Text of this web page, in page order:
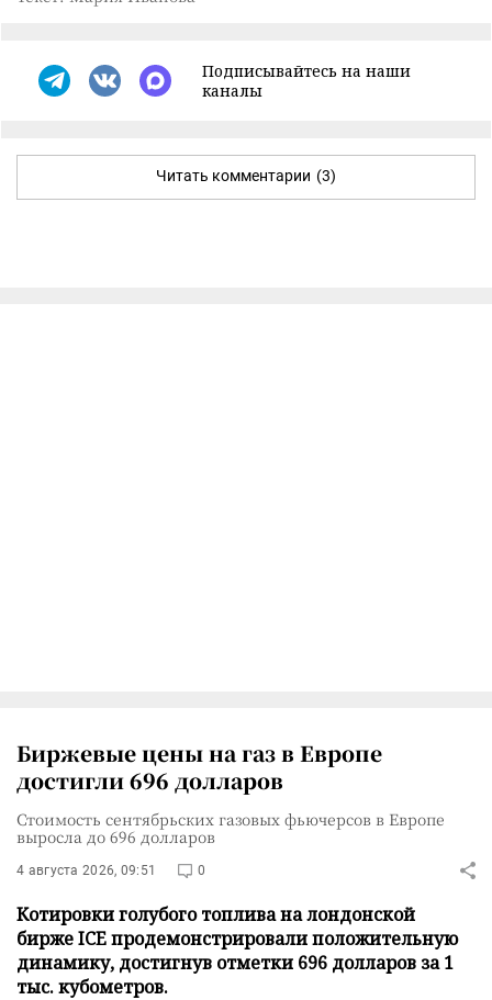
Подписывайтесь на наши
каналы
Читать комментарии (3)
Биржевые цены на газ в Европе
достигли 696 долларов
Стоимость сентябрьских газовых фьючерсов в Европе
выросла до 696 долларов
4 августа 2026, 09:51 0
Котировки голубого топлива на лондонской
бирже ICE продемонстрировали положительную
динамику, достигнув отметки 696 долларов за 1
тыс. кубометров.